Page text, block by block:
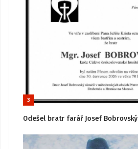
3
Odešel bratr farář Josef Bobrovský